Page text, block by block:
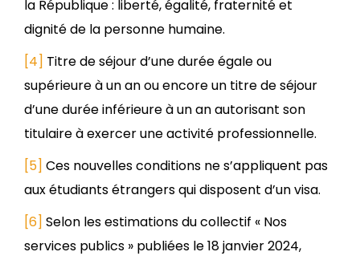
la République : liberté, égalité, fraternité et
dignité de la personne humaine.
[4] Titre de séjour d’une durée égale ou
supérieure à un an ou encore un titre de séjour
d’une durée inférieure à un an autorisant son
titulaire à exercer une activité professionnelle.
[5] Ces nouvelles conditions ne s’appliquent pas
aux étudiants étrangers qui disposent d’un visa.
[6] Selon les estimations du collectif « Nos
services publics » publiées le 18 janvier 2024,